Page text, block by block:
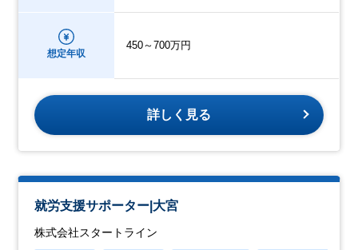
想定年収
450～700万円
詳しく見る
就労支援サポーター|大宮
株式会社スタートライン